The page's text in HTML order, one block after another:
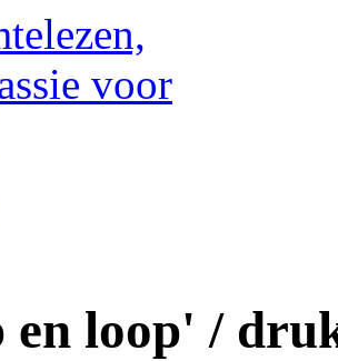
en loop' /